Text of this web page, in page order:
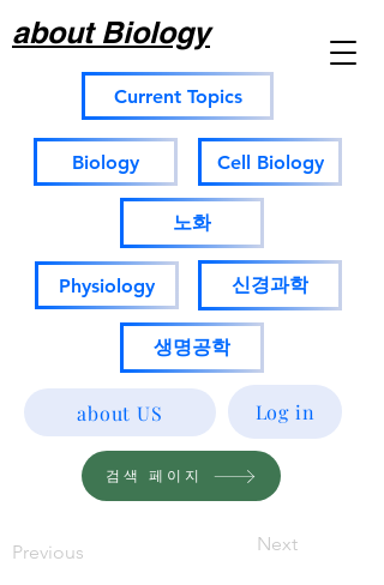
about Biology
Current Topics
Biology Cell Biology
노화
Physiology 신경과학
생명공학
about US Log in
검색 페이지
Previous Next